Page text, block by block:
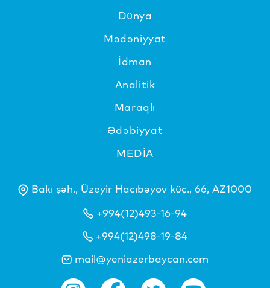
Dünya
Mədəniyyat
İdman
Analitik
Maraqlı
Ədəbiyyat
MEDİA
Bakı şəh., Üzeyir Hacıbəyov küç., 66, AZ1000
+994(12)493-16-94
+994(12)498-19-84
mail@yeniazerbaycan.com